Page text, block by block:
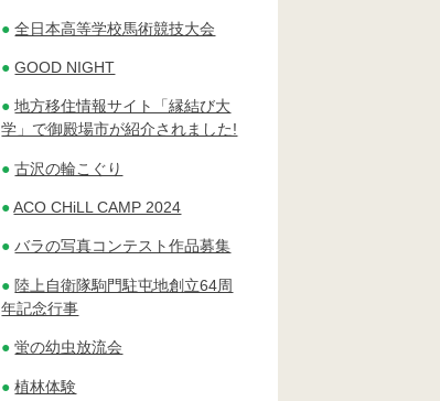
全日本高等学校馬術競技大会
GOOD NIGHT
地方移住情報サイト「縁結び大
学」で御殿場市が紹介されました!
古沢の輪こぐり
ACO CHiLL CAMP 2024
バラの写真コンテスト作品募集
陸上自衛隊駒門駐屯地創立64周
年記念行事
蛍の幼虫放流会
植林体験